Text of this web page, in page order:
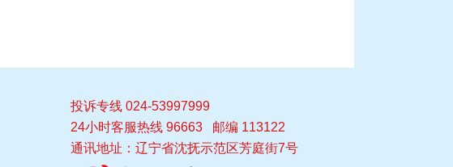
投诉专线 024-53997999
24小时客服热线 96663 邮编 113122
通讯地址：辽宁省沈抚示范区芳庭街7号